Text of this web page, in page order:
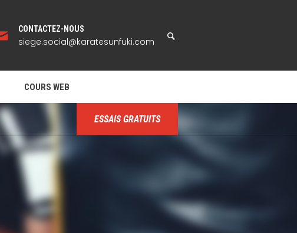
CONTACTEZ-NOUS
siege.social@karatesunfuki.com
COURS WEB
ESSAIS GRATUITS